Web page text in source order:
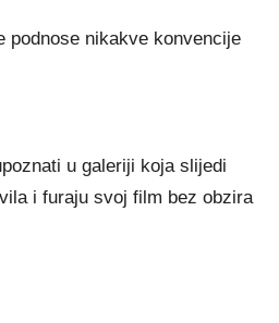
podnose nikakve konvencije
u galeriji koja slijedi
i furaju svoj film bez obzira